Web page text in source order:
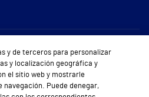
Vithas
somos
en Vithas
y de terceros para personalizar
y localización geográfica y
el sitio web y mostrarle
navegación. Puede denegar,